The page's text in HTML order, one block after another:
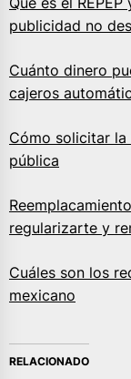
publicidad no
Cuánto dinero
cajeros
Cómo solicitar
pública
regularizarte y
Cuáles son los
mexicano
RELACIONADO